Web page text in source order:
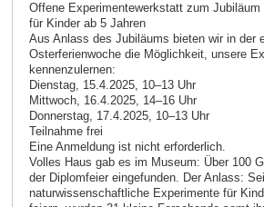
Offene Experimentewerkstatt zum Jubiläum
für Kinder ab 5 Jahren
Aus Anlass des Jubiläums bieten wir in der
Osterferienwoche die Möglichkeit, unsere
kennenzulernen:
Dienstag, 15.4.2025, 10–13 Uhr
Mittwoch, 16.4.2025, 14–16 Uhr
Donnerstag, 17.4.2025, 10–13 Uhr
Teilnahme frei
Eine Anmeldung ist nicht erforderlich.
Volles Haus gab es im Museum: Über 100
der Diplomfeier eingefunden. Der Anlass:
naturwissenschaftliche Experimente für